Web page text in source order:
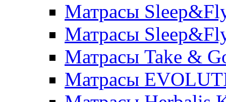
Матрасы
Матрасы
Матрасы Take &
Матрасы